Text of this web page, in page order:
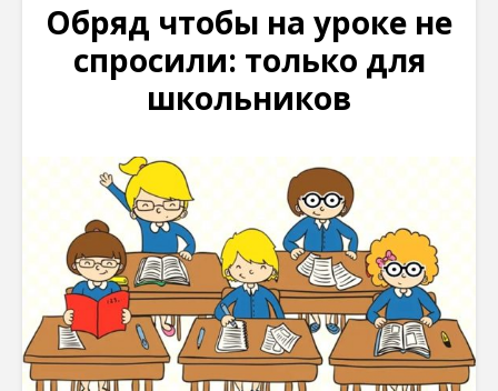
Обряд чтобы на уроке не
спросили: только для
школьников